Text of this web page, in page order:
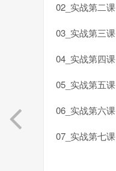
02_实战第二
03_实战第三
04_实战第四
05_实战第五
06_实战第六
07_实战第七